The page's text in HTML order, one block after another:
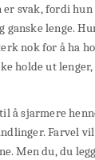
er svak, fordi
ganske lenge.
nok for å ha
holde ut
å sjarmere
Farvel vil
Men du, du